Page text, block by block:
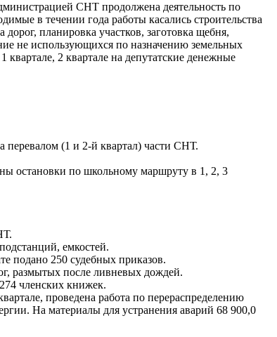
СНТ продолжена деятельность по
в течении года работы касались строительства
планировка участков, заготовка щебня,
не использующихся по назначению земельных
квартале, 2 квартале на депутатские денежные
перевалом (1 и 2-й квартал) части СНТ.
остановки по школьному маршруту в 1, 2, 3
емкостей.
подано 250 судебных приказов.
размытых после ливневых дождей.
членских книжек.
проведена работа по перераспределению
На материалы для устранения аварий 68 900,0